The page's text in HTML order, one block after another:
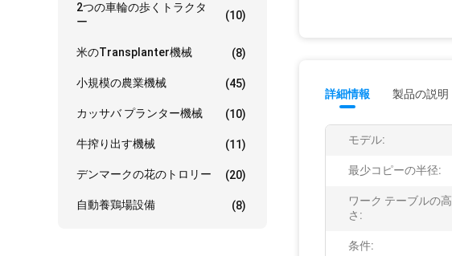
2つの車輪の歩くトラクタ
ー
(10)
米のTransplanter機械 (8)
小規模の農業機械 (45)
カッサバ プランター機械 (10)
牛搾り出す機械 (11)
デンマークの花のトロリー (20)
自動養鶏場設備 (8)
詳細情報 製品の説明
モデル:
最少コピーの半径:
ワーク テーブルの高
さ:
条件: